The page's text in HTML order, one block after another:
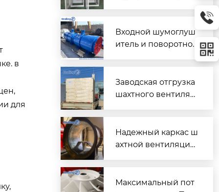
в
для
ext{ кВт}$
Входной шумоглуш
итель и поворотно-
вентилятора главно
го проветривания
Заводская отгрузка
шахтного вентилят
его объекта в Казах
стане
Надежный каркас ш
ахтной вентиляции:
DK
Максимальный пот